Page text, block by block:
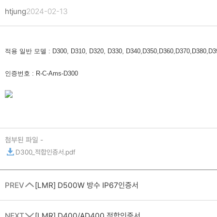
htjung2024-02-13
적용 일반 모델 : D300, D310, D320, D330,
인증번호 : R-C-Ams-D300
첨부된 파일 -
D300_적합인증서.pdf
PREV [LMR] D500W 방수 IP67인증서